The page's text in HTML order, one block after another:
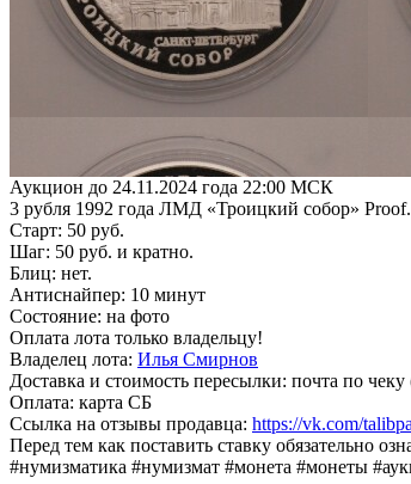
Аукцион до 24.11.2024 года 22:00 МСК
3 рубля 1992 года ЛМД «Троицкий собор»
Старт: 50 руб.
Шаг: 50 руб. и кратно.
Блиц: нет.
Антиснайпер: 10 минут
Состояние: на фото
Оплата лота только владельцу!
Владелец лота: Илья Смирнов
Доставка и стоимость пересылки: почта по
Оплата: карта СБ
Ссылка на отзывы продавца: https://vk.com/
Перед тем как поставить ставку обязательно
#нумизматика #нумизмат #монета #монеты